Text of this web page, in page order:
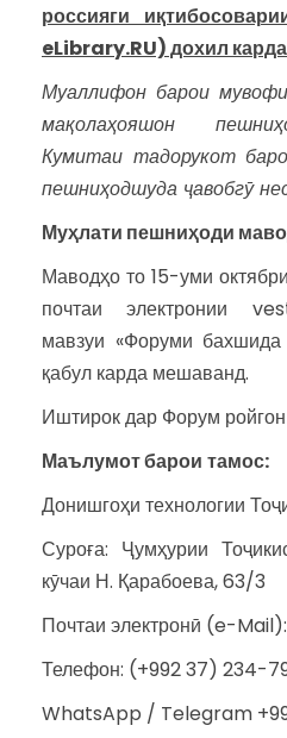
россияги
eLibrary.RU) дохил
Муаллифон барои
мақолаҳояшон
Кумитаи тадорукот
пешниҳодшуда ҷавобгӯ
Муҳлати пешниҳоди
Маводҳо то 15-уми
почтаи электронии
мавзуи «Форуми
қабул карда мешаванд.
Иштирок дар Форум ройгон
Маълумот барои тамос:
Донишгоҳи технологии
Суроға: Ҷумҳурии
кӯчаи Н. Қарабоева, 63/3
Почтаи электронӣ (e-
Телефон: (+992 37) 234-
WhatsApp / Telegram